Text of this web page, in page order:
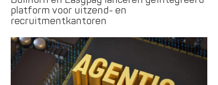
platform voor uitzend- en
recruitmentkantoren